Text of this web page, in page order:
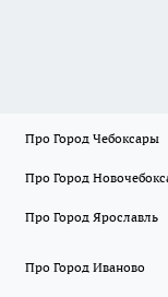
Про Город Чебоксары
Про Город
Про Город Ярославль
Про Город Иваново